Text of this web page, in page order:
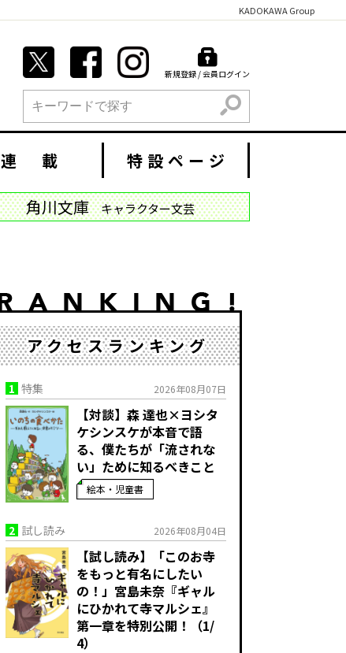
KADOKAWA Group
新規登録 / 会員ログイン
検索
連 載 特設ページ
角川文庫 キャラクター文芸
アクセスランキング
1 特集 2026年08月07日
【対談】森 達也×ヨシタ
ケシンスケが本音で語
る、僕たちが「流されな
い」ために知るべきこと
絵本・児童書
2 試し読み 2026年08月04日
【試し読み】「このお寺
をもっと有名にしたい
の！」宮島未奈『ギャル
にひかれて寺マルシェ』
第一章を特別公開！（1/
4）